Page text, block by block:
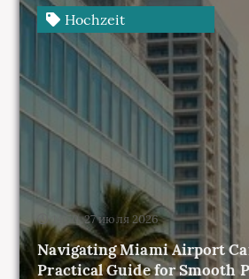
14:50, 27 июля 2026
Navigating Miami Airport Car
Practical Guide for Smooth
Savings, and Safer Driving
0 0